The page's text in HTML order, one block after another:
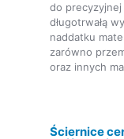
do precyzyjnej
długotrwałą
naddatku
zarówno
oraz innych
Ściernice